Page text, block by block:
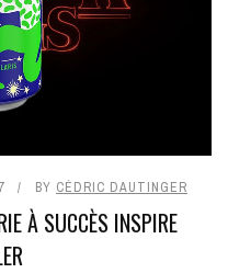
BY CÉDRIC DAUTINGER
À SUCCÈS INSPIRE